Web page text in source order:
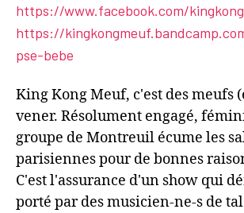
https://www.facebook.com/
https://
pse-bebe
King Kong Meuf, c'est des meufs
vener. Résolument engagé,
groupe de Montreuil écume les
parisiennes pour de bonnes
C'est l'assurance d'un show qui
porté par des musicien-ne-s de